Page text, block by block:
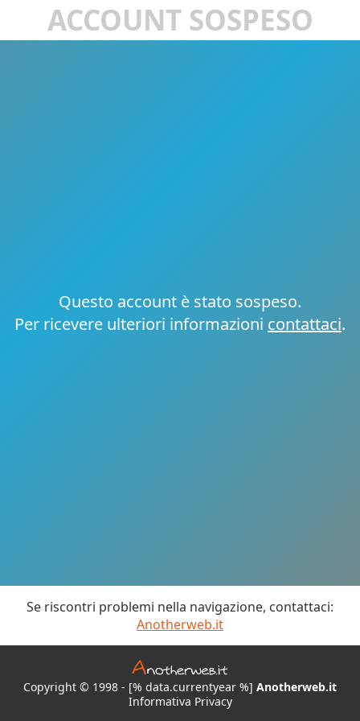
ACCOUNT SOSPESO
Questo account è stato sospeso.
Per ricevere ulteriori informazioni contattaci.
Se riscontri problemi nella navigazione, contattaci:
Anotherweb.it
Copyright © 1998 - [% data.currentyear %] Anotherweb.it
Informativa Privacy